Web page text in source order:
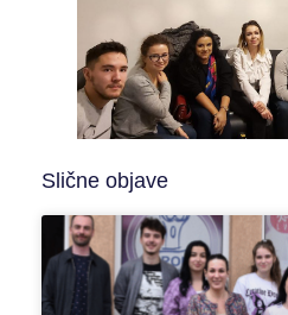
Slične objave